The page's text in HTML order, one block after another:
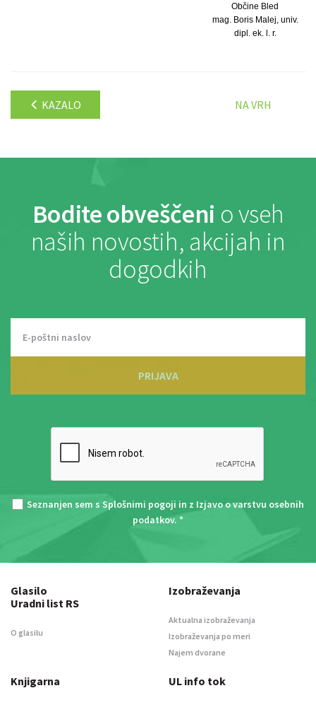
Občine Bled
mag. Boris Malej, univ.
dipl. ek. l. r.
KAZALO NA VRH
Bodite obveščeni o vseh
naših novostih, akcijah in
dogodkih
PRIJAVA
Seznanjen sem s Splošnimi pogoji in z Izjavo o varstvu osebnih
podatkov. *
Glasilo
Uradni list RS
O glasilu
Izobraževanja
Aktualna izobraževanja
Izobraževanja po meri
Najem dvorane
Knjigarna UL info tok